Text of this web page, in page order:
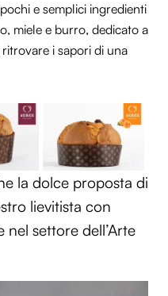
e semplici ingredienti
miele e burro, dedicato a
i sapori di una
la dolce proposta di
lievitista con
nel settore dell’Arte